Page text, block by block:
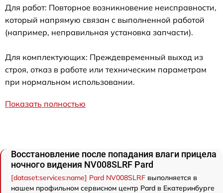
Для работ: Повторное возникновение неисправности,
который напрямую связан с выполненной работой
(например, неправильная установка запчасти).
Для комплектующих: Преждевременный выход из
строя, отказ в работе или техническим параметрам
при нормальном использовании.
Показать полностью
Восстановление после попадания влаги прицела
ночного видения NV008SLRF Pard
[dataset:services:name] Pard NV008SLRF выполняется в
нашем профильном сервисном центр Pard в Екатеринбурге